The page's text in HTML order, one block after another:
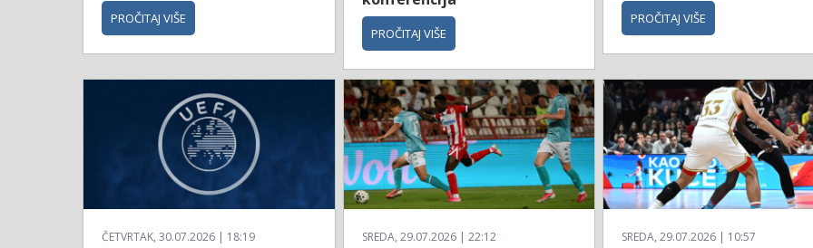
PROČITAJ VIŠE
PROČITAJ VIŠE
PROČITAJ VIŠE
ČETVRTAK, 30.07.2026 | 18:19 SREDA, 29.07.2026 | 22:12 SREDA, 29.07.2026 | 10:57